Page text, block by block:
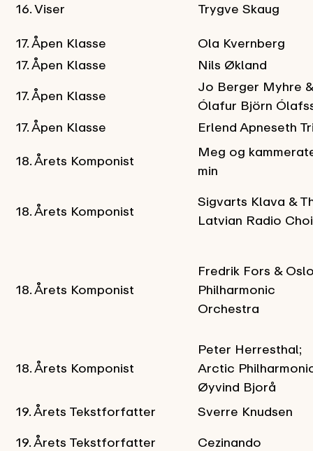
16. Viser Trygve Skaug
17. Åpen Klasse
Ola Kvernberg
17. Åpen Klasse
Nils Økland
17. Åpen Klasse
Jo Berger Myhre &
Ólafur Björn
17. Åpen Klasse
Erlend Apneseth
18. Årets Komponist
Meg og
min
18. Årets Komponist
Sigvarts Klava &
Latvian Radio
18. Årets Komponist
Fredrik Fors &
Philharmonic
Orchestra
18. Årets Komponist
Peter Herresthal;
Arctic
Øyvind Bjorå
19. Årets Tekstforfatter
Sverre Knudsen
19. Årets Tekstforfatter
Cezinando